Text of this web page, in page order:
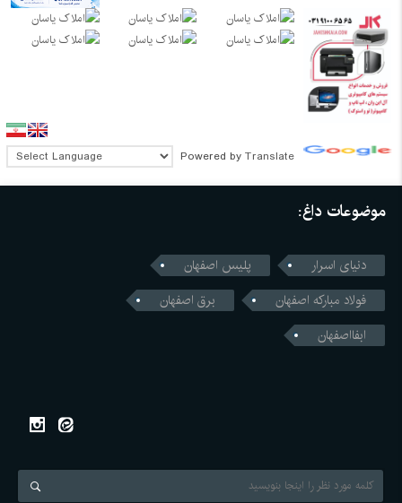
Powered by Translate
موضوعات داغ:
دنیای اسرار
پلیس اصفهان
فولاد مبارکه اصفهان
برق اصفهان
ابفااصفهان